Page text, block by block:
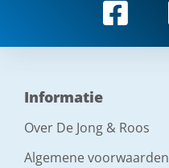
Informatie
Over De Jong & Roos
Algemene voorwaarden